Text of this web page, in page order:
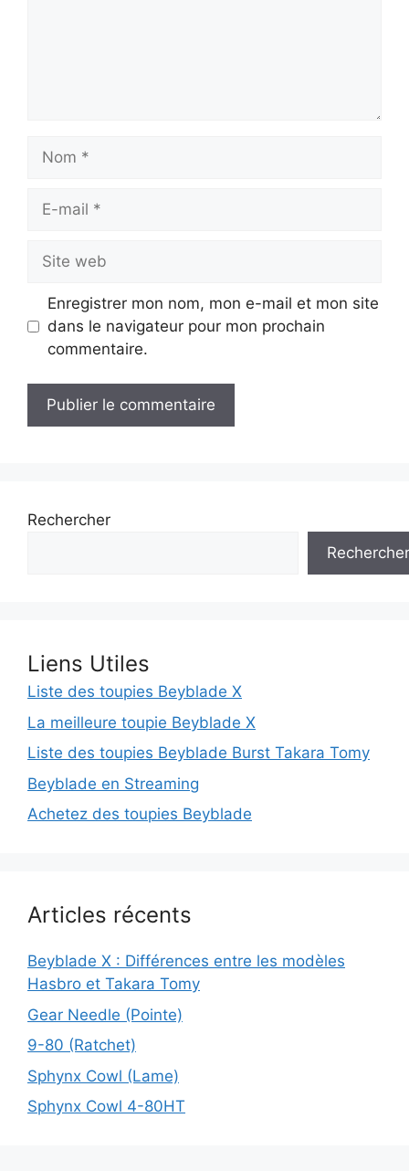
mail
web
Enregistrer mon nom, mon e-mail et mon site
dans le navigateur pour mon prochain
commentaire.
Rechercher
Rechercher
Liens Utiles
Liste des toupies Beyblade X
La meilleure toupie Beyblade X
Liste des toupies Beyblade Burst Takara Tomy
Beyblade en Streaming
Achetez des toupies Beyblade
Articles récents
Beyblade X : Différences entre les modèles
Hasbro et Takara Tomy
Gear Needle (Pointe)
9-80 (Ratchet)
Sphynx Cowl (Lame)
Sphynx Cowl 4-80HT